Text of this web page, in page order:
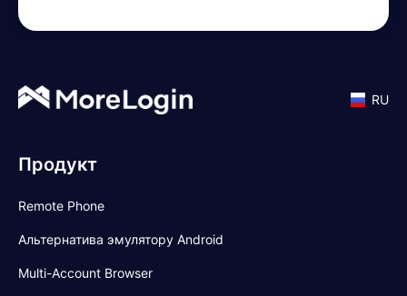
RU
Продукт
Remote Phone
Альтернатива эмулятору Android
Multi-Account Browser